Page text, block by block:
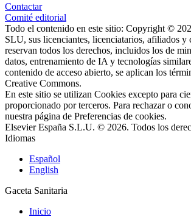
Contactar
Comité editorial
Todo el contenido en este sitio: Copyright ©
SLU, sus licenciantes, licenciatarios, afiliados y
reservan todos los derechos, incluidos los de
datos, entrenamiento de IA y tecnologías
contenido de acceso abierto, se aplican los
Creative Commons.
En este sitio se utilizan Cookies excepto para
proporcionado por terceros. Para rechazar o
nuestra página de Preferencias de cookies.
Elsevier España S.L.U. © 2026. Todos los
Idiomas
Español
English
Gaceta Sanitaria
Inicio